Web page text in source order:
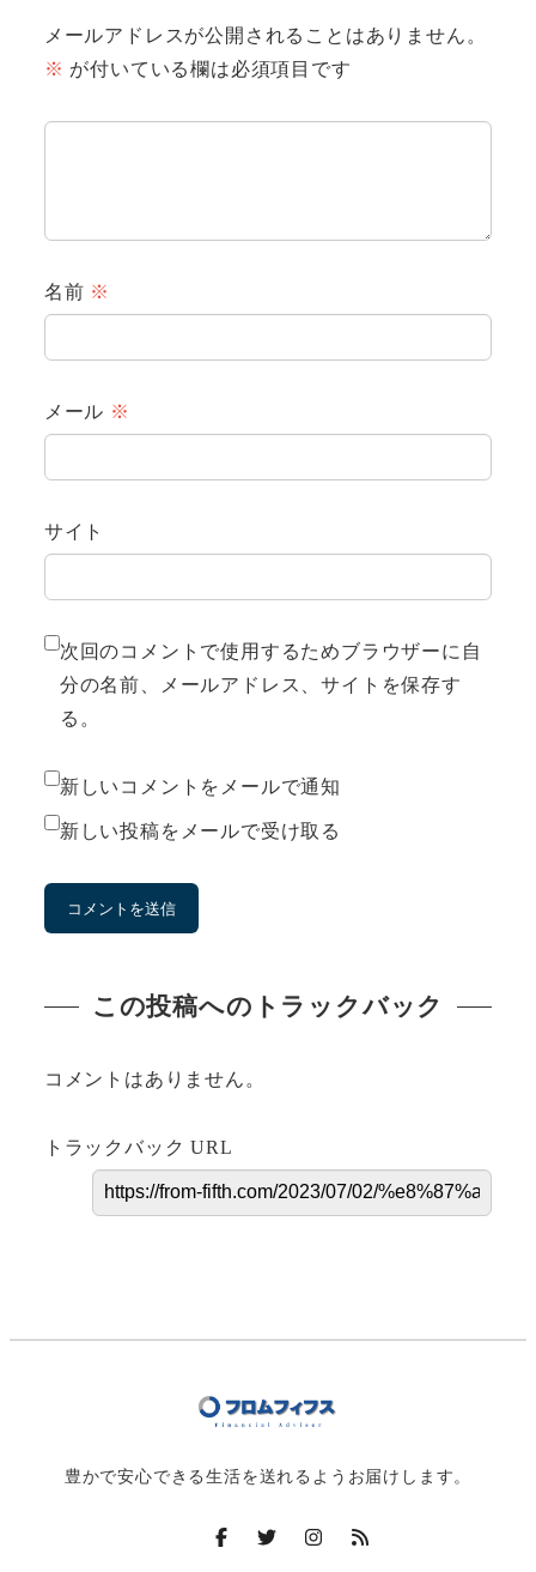
メールアドレスが公開されることはありません。
※ が付いている欄は必須項目です
名前 ※
メール ※
サイト
次回のコメントで使用するためブラウザーに自
分の名前、メールアドレス、サイトを保存す
る。
新しいコメントをメールで通知
新しい投稿をメールで受け取る
この投稿へのトラックバック
コメントはありません。
トラックバック URL
豊かで安心できる生活を送れるようお届けします。